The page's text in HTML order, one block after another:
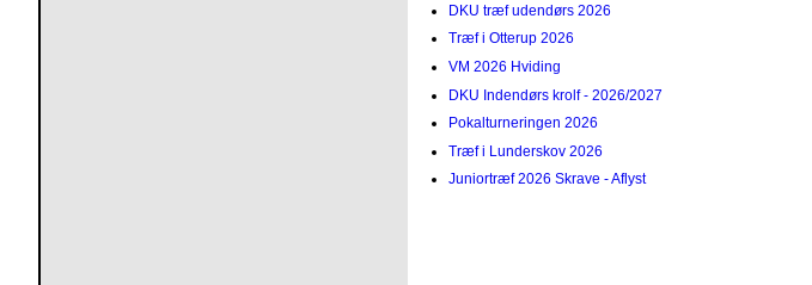
DKU træf udendørs 2026
Træf i Otterup 2026
VM 2026 Hviding
DKU Indendørs krolf - 2026/2027
Pokalturneringen 2026
Træf i Lunderskov 2026
Juniortræf 2026 Skrave - Aflyst